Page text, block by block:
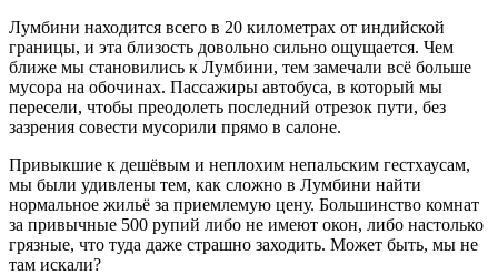
Лумбини находится всего в 20 километрах от индийской
границы, и эта близость довольно сильно ощущается. Чем
ближе мы становились к Лумбини, тем замечали всё больше
мусора на обочинах. Пассажиры автобуса, в который мы
пересели, чтобы преодолеть последний отрезок пути, без
зазрения совести мусорили прямо в салоне.
Привыкшие к дешёвым и неплохим непальским гестхаусам,
мы были удивлены тем, как сложно в Лумбини найти
нормальное жильё за приемлемую цену. Большинство комнат
за привычные 500 рупий либо не имеют окон, либо настолько
грязные, что туда даже страшно заходить. Может быть, мы не
там искали?